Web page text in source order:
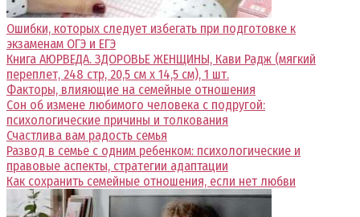
Ошибки, которых следует избегать при подготовке к
экзаменам ОГЭ и ЕГЭ
Книга АЮРВЕДА. ЗДОРОВЬЕ ЖЕНЩИНЫ, Кави Радж (мягкий
переплет, 248 стр, 20,5 см x 14,5 см), 1 шт.
Факторы, влияющие на семейные отношения
Сон об измене любимого человека с подругой:
психологические причины и толкования
Счастлива вам радость семья
Развод в семье с одним ребенком: психологические и
правовые аспекты, стратегии адаптации
Как сохранить семейные отношения, если нет любви